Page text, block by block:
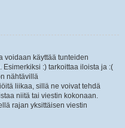
voidaan käyttää tunteiden
:) tarkoittaa iloista ja :(
nähtävillä
liikaa, sillä ne voivat tehdä
niitä tai viestin kokonaan.
rajan yksittäisen viestin